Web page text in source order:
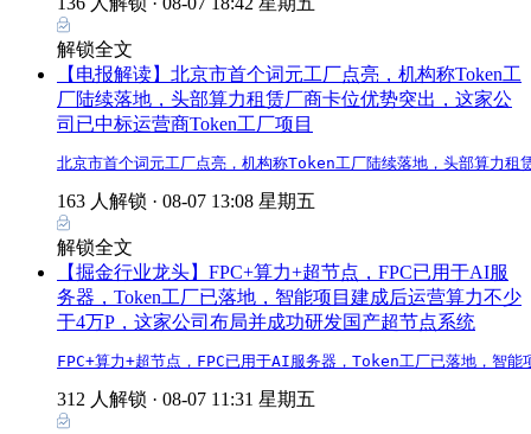
解锁全文
【电报解读】北京市首个词元工厂点亮，机构称Token工
厂陆续落地，头部算力租赁厂商卡位优势突出，这家公
司已中标运营商Token工厂项目
北京市首个词元工厂点亮，机构称Token工厂陆续落地，头部算力
163 人解锁 · 08-07 13:08 星期五
解锁全文
【掘金行业龙头】FPC+算力+超节点，FPC已用于AI服
务器，Token工厂已落地，智能项目建成后运营算力不少
于4万P，这家公司布局并成功研发国产超节点系统
FPC+算力+超节点，FPC已用于AI服务器，Token工厂已落地，智
312 人解锁 · 08-07 11:31 星期五